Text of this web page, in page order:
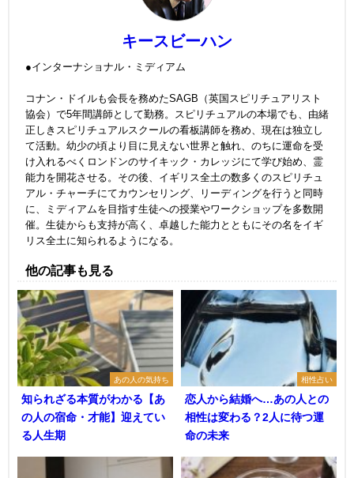
キースビーハン
●インターナショナル・ミディアム
コナン・ドイルも会長を務めたSAGB（英国スピリチュアリスト
協会）で5年間講師として勤務。スピリチュアルの本場でも、由緒
正しきスピリチュアルスクールの看板講師を務め、現在は独立し
て活動。幼少の頃より目に見えない世界と触れ、のちに運命を受
け入れるべくロンドンのサイキック・カレッジにて学び始め、霊
能力を開花させる。その後、イギリス全土の数多くのスピリチュ
アル・チャーチにてカウンセリング、リーディングを行うと同時
に、ミディアムを目指す生徒への授業やワークショップを多数開
催。生徒からも支持が高く、卓越した能力とともにその名をイギ
リス全土に知られるようになる。
他の記事も見る
あの人の気持ち
知られざる本質がわかる【あ
の人の宿命・才能】迎えてい
る人生期
相性占い
恋人から結婚へ…あの人との
相性は変わる？2人に待つ運
命の未来